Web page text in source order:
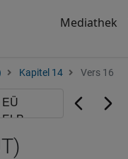
Mediathek
Kapitel 14 Vers 16